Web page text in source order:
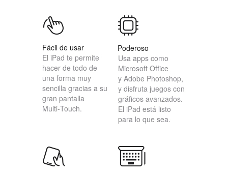
Fácil de usar
El iPad te permite
hacer de todo de
una forma muy
sencilla gracias a su
gran pantalla
Multi‑Touch.
Poderoso
Usa apps como
Microsoft Office
y Adobe Photoshop,
y disfruta juegos con
gráficos avanzados.
El iPad está listo
para lo que sea.